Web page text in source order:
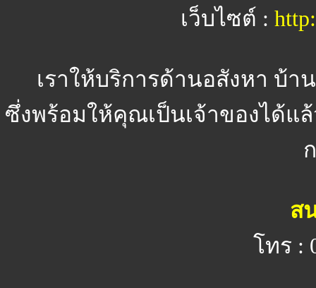
เว็บไซต์ :
เราให้บริการด้านอสังหา บ้
ซึ่งพร้อมให้คุณเป็นเจ้าของได้แ
ส
โทร :